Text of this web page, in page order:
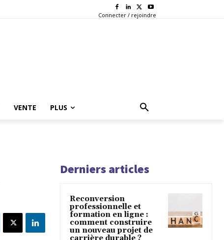
Connecter / rejoindre
VENTE PLUS
Derniers articles
Reconversion
professionnelle et
formation en ligne :
comment construire
un nouveau projet de